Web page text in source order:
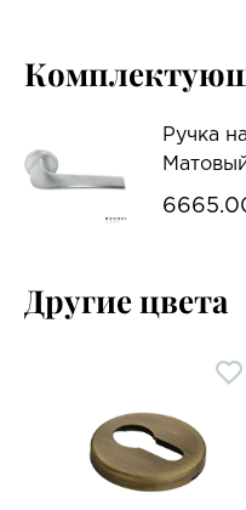
Ручка
Другие цвета